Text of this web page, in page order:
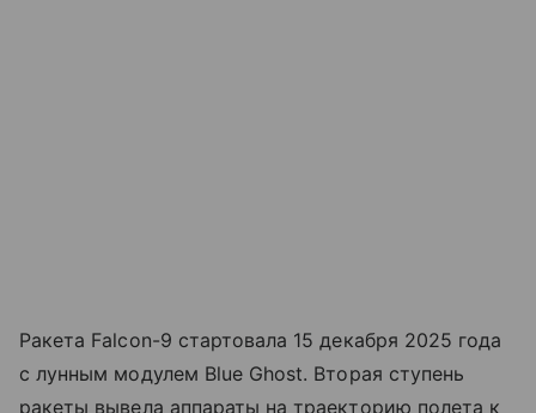
Ракета Falcon-9 стартовала 15 декабря 2025 года
с лунным модулем Blue Ghost. Вторая ступень
ракеты вывела аппараты на траекторию полета к